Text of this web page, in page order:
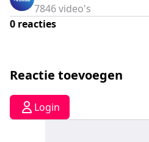
7846video's
0 reacties
Reactie toevoegen
Login